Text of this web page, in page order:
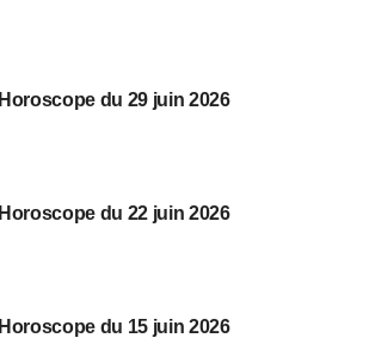
Horoscope du 29 juin 2026
Horoscope du 22 juin 2026
Horoscope du 15 juin 2026